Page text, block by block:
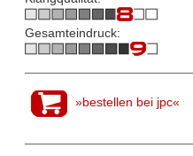
Gesamteindruck:
»bestellen bei jpc«